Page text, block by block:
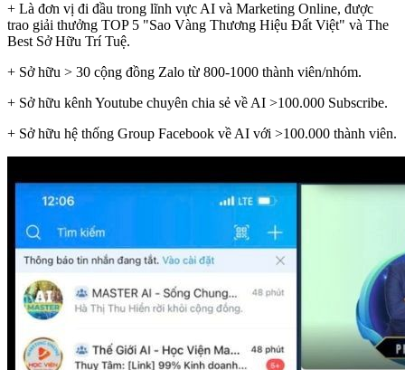
+ Là đơn vị đi đầu trong lĩnh vực AI và Marketing Online, được
trao giải thưởng TOP 5 "Sao Vàng Thương Hiệu Đất Việt" và The
Best Sở Hữu Trí Tuệ.
+ Sở hữu > 30 cộng đồng Zalo từ 800-1000 thành viên/nhóm.
+ Sở hữu kênh Youtube chuyên chia sẻ về AI >100.000 Subscribe.
+ Sở hữu hệ thống Group Facebook về AI với >100.000 thành viên.